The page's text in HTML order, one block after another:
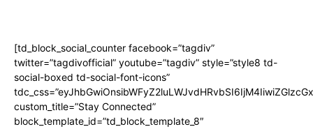
[td_block_social_counter facebook=”tagdiv”
twitter=”tagdivofficial” youtube=”tagdiv” style=”style8 td-
social-boxed td-social-font-icons”
custom_title=”Stay Connected”
block_template_id=”td_block_template_8″